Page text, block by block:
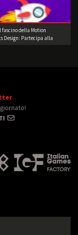
fascino della Motion
Design: Partecipa alla